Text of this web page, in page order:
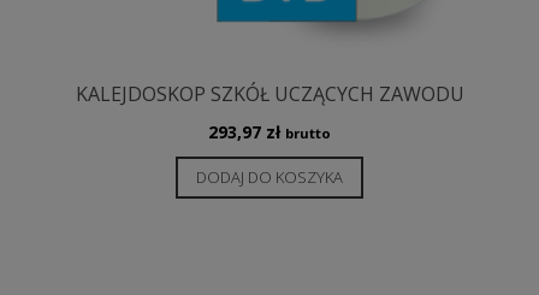
KALEJDOSKOP SZKÓŁ UCZĄCYCH ZAWODU
293,97 zł brutto
DODAJ DO KOSZYKA